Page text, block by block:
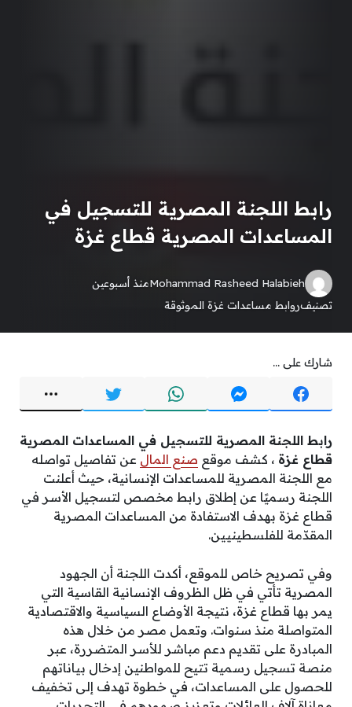
رابط اللجنة المصرية للتسجيل في
المساعدات المصرية قطاع غزة
Mohammad Rasheed Halabiehمنذ أسبوعين
تصنيفروابط مساعدات غزة الموثوقة
شارك على ...
رابط اللجنة المصرية للتسجيل في المساعدات المصرية
قطاع غزة ، كشف موقع صنع المال عن تفاصيل تواصله
مع اللجنة المصرية للمساعدات الإنسانية، حيث أعلنت
اللجنة رسميًا عن إطلاق رابط مخصص لتسجيل الأسر في
قطاع غزة بهدف الاستفادة من المساعدات المصرية
المقدّمة للفلسطينيين.
وفي تصريح خاص للموقع، أكدت اللجنة أن الجهود
المصرية تأتي في ظل الظروف الإنسانية القاسية التي
يمر بها قطاع غزة، نتيجة الأوضاع السياسية والاقتصادية
المتواصلة منذ سنوات. وتعمل مصر من خلال هذه
المبادرة على تقديم دعم مباشر للأسر المتضررة، عبر
منصة تسجيل رسمية تتيح للمواطنين إدخال بياناتهم
للحصول على المساعدات، في خطوة تهدف إلى تخفيف